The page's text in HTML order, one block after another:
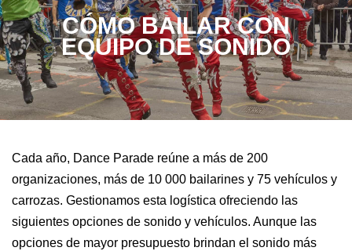
CÓMO BAILAR CON
EQUIPO DE SONIDO
Cada año, Dance Parade reúne a más de 200
organizaciones, más de 10 000 bailarines y 75 vehículos y
carrozas. Gestionamos esta logística ofreciendo las
siguientes opciones de sonido y vehículos. Aunque las
opciones de mayor presupuesto brindan el sonido más